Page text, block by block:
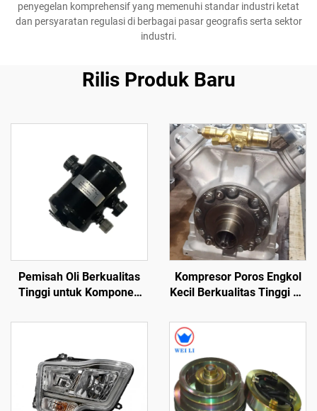
penyegelan komprehensif yang memenuhi standar industri ketat
dan persyaratan regulasi di berbagai pasar geografis serta sektor
industri.
Rilis Produk Baru
Pemisah Oli Berkualitas
Tinggi untuk Komponen
65-60059-01 Carrier
300/350/Viento 300
Kompresor Poros Engkol
Kecil Berkualitas Tinggi 24
Kapasitas Variabel, Suku
Cadang Thermo King Bus
Carrier Transicold